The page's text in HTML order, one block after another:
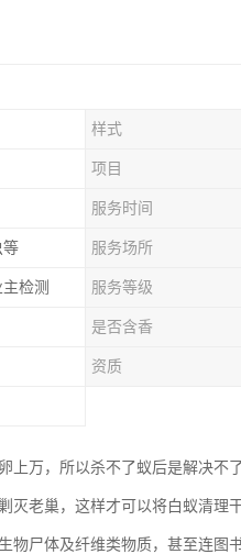
样式
项目
服务时间
等 服务场所
检测 服务等级
是否含香
资质
上万，所以杀不了蚁后是解决不
老巢，这样才可以将白蚁清理干
物尸体及纤维类物质，甚至连图